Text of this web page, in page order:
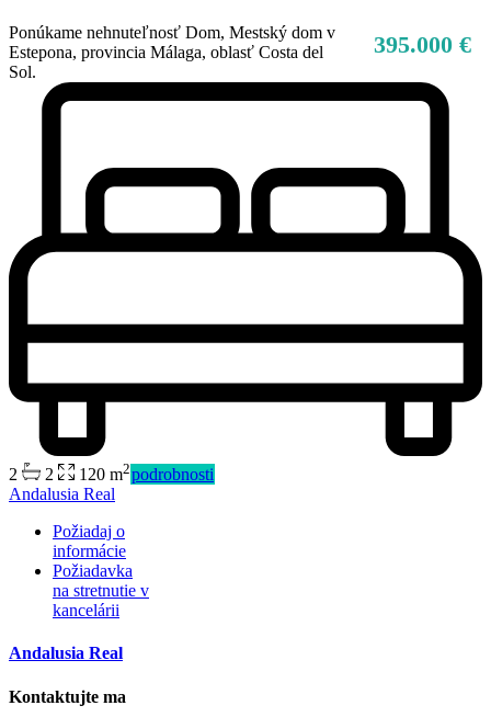
395.000 €
Ponúkame nehnuteľnosť Dom, Mestský dom v
Estepona, provincia Málaga, oblasť Costa del
Sol.
2 2 120 m2podrobnosti
Andalusia Real
Požiadaj o
informácie
Požiadavka
na stretnutie v
kancelárii
Andalusia Real
Kontaktujte ma